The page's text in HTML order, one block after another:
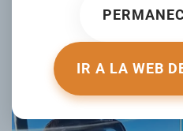
IR A LA WEB
sorpresa en
ESCRITO POR
PUBLICADO EN
DE TODO UN